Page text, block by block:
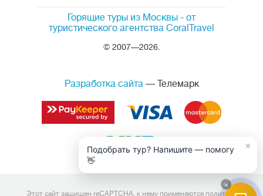
Горящие туры из Москвы - от
туристического агентства CoralTravel
© 2007—2026.
Разработка сайта— Телемарк
Этот сайт защищен reCAPTCHA, к нему применяются политика
×
Подобрать тур? Напишите — помогу
👋
×